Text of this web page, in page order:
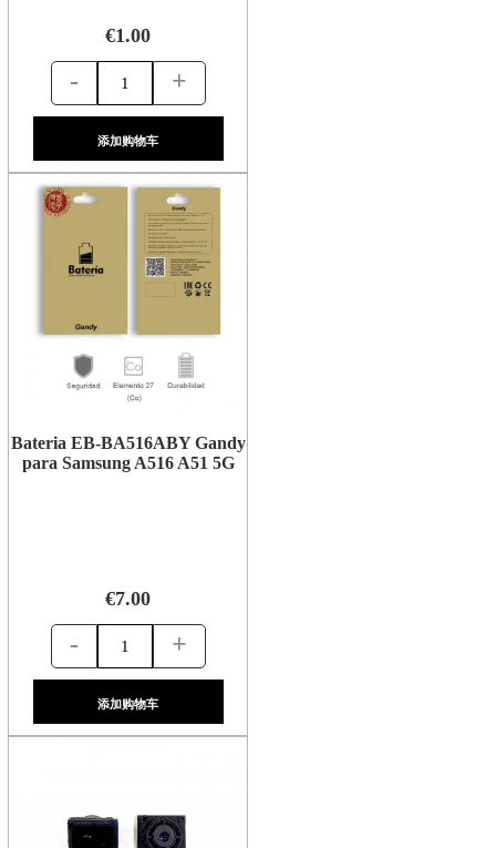
€1.00
- +
添加购物车
Bateria EB-BA516ABY Gandy
para Samsung A516 A51 5G
€7.00
- +
添加购物车